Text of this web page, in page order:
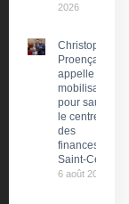
2026
Christophe
Proença
appelle à la
mobilisation
pour sauver
le centre
des
finances de
Saint-Céré
6 août 2026